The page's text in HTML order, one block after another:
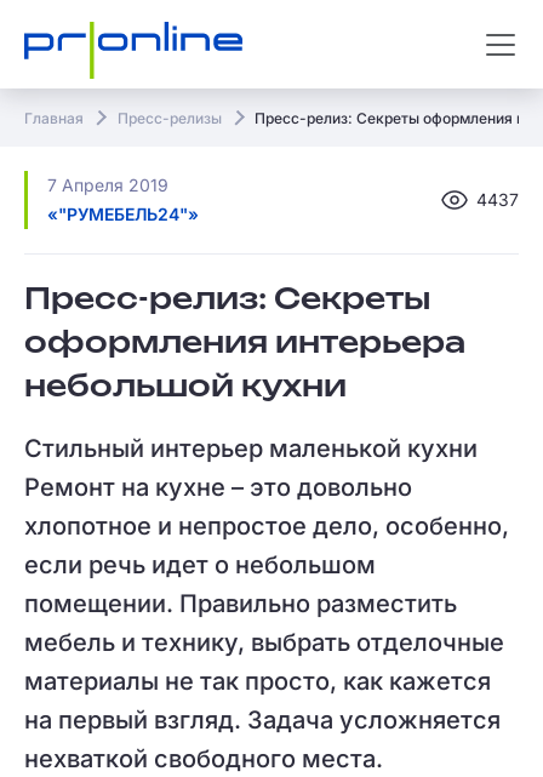
Главная Пресс-релизы Пресс-релиз: Секреты оформления
7 Апреля 2019
«"РУМЕБЕЛЬ24"»
4437
Пресс-релиз: Секреты
оформления интерьера
небольшой кухни
Стильный интерьер маленькой кухни
Ремонт на кухне – это довольно
хлопотное и непростое дело, особенно,
если речь идет о небольшом
помещении. Правильно разместить
мебель и технику, выбрать отделочные
материалы не так просто, как кажется
на первый взгляд. Задача усложняется
нехваткой свободного места.